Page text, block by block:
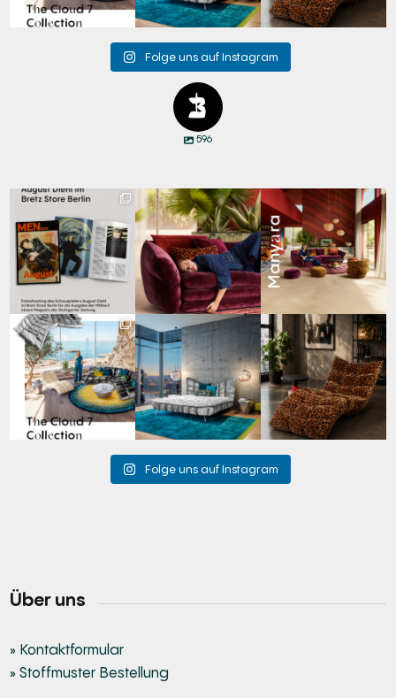
Folge uns auf Instagram
596
Zwischen Charakter
und Design:
Schauspieler August...
20 4
Den Kopf anlehnen. Die
Gedanken auf Reisen ...
65 1
Manyara. Inspiriert von
der Weite Afrikas....
59 2
Für jeden Lieblingsplatz
die passende Cloud.
☁️...
62 1
Cloud 7 – nicht nur zum
Sitzen, sondern auch
zum...
147 3
A bold statement. A
quiet retreat.
Mit unserem...
204 4
Folge uns auf Instagram
Über uns
» Kontaktformular
» Stoffmuster Bestellung